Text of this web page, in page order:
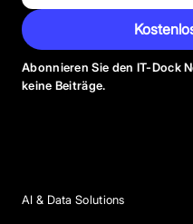
Abonnieren Sie den IT-Dock
keine Beiträge.
AI & Data Solutions